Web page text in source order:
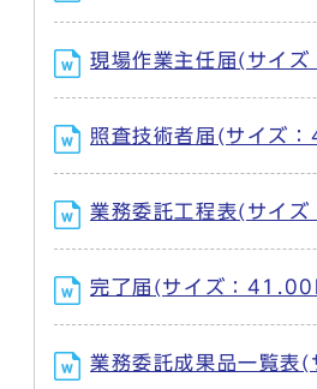
現場作業主任届(サイ
照査技術者届(サイズ
業務委託工程表(サイ
完了届(サイズ：
業務委託成果品一覧